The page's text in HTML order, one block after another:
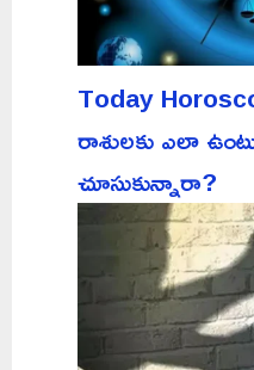
Today
రాశులకు ఎలా
చూసుకున్నారా?